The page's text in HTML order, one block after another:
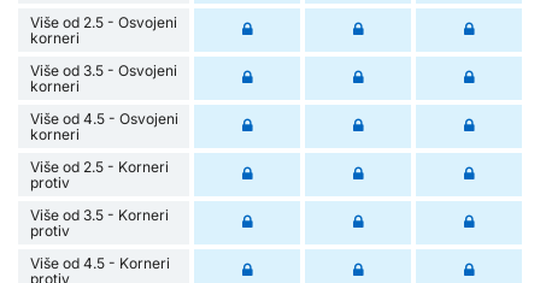
Više od 2.5 - Osvojeni
korneri
Više od 3.5 - Osvojeni
korneri
Više od 4.5 - Osvojeni
korneri
Više od 2.5 - Korneri
protiv
Više od 3.5 - Korneri
protiv
Više od 4.5 - Korneri
protiv